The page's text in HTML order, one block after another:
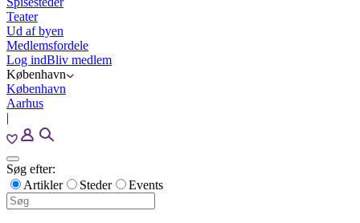
Teater
Ud af byen
Medlemsfordele
Log indBliv medlem
København
København
Aarhus
|
Søg efter:
Artikler
Steder Events